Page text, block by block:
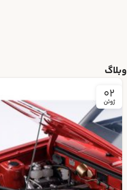
وبلاگ
02
ژوئن